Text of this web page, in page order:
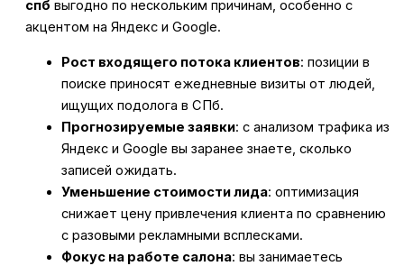
спб выгодно по нескольким причинам, особенно с
акцентом на Яндекс и Google.
Рост входящего потока клиентов: позиции в
поиске приносят ежедневные визиты от людей,
ищущих подолога в СПб.
Прогнозируемые заявки: с анализом трафика из
Яндекс и Google вы заранее знаете, сколько
записей ожидать.
Уменьшение стоимости лида: оптимизация
снижает цену привлечения клиента по сравнению
с разовыми рекламными всплесками.
Фокус на работе салона: вы занимаетесь